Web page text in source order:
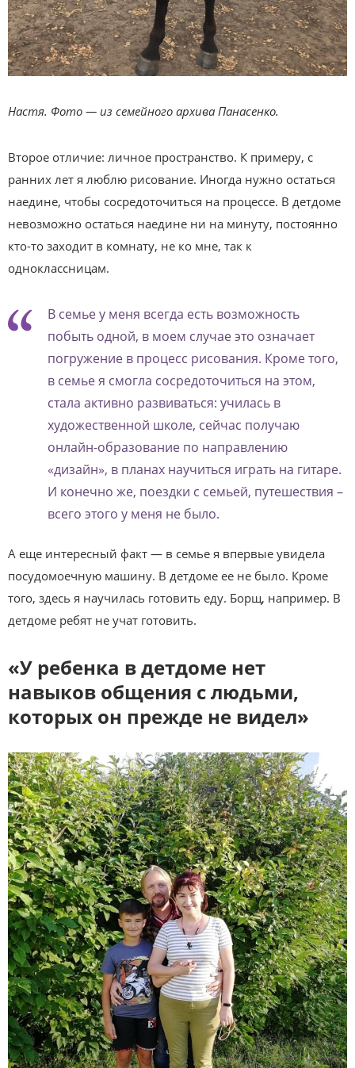
Настя. Фото — из семейного архива Панасенко.
Второе отличие: личное пространство. К примеру, с
ранних лет я люблю рисование. Иногда нужно остаться
наедине, чтобы сосредоточиться на процессе. В детдоме
невозможно остаться наедине ни на минуту, постоянно
кто-то заходит в комнату, не ко мне, так к
одноклассницам.
В семье у меня всегда есть возможность
побыть одной, в моем случае это означает
погружение в процесс рисования. Кроме того,
в семье я смогла сосредоточиться на этом,
стала активно развиваться: училась в
художественной школе, сейчас получаю
онлайн-образование по направлению
«дизайн», в планах научиться играть на гитаре.
И конечно же, поездки с семьей, путешествия –
всего этого у меня не было.
А еще интересный факт — в семье я впервые увидела
посудомоечную машину. В детдоме ее не было. Кроме
того, здесь я научилась готовить еду. Борщ, например. В
детдоме ребят не учат готовить.
«У ребенка в детдоме нет
навыков общения с людьми,
которых он прежде не видел»